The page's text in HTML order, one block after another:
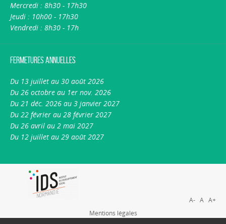
Mercredi : 8h30 - 17h30
Jeudi : 10h00 - 17h30
Vendredi : 8h30 - 17h
Fermetures annuelles
Du 13 juillet au 30 août 2026
Du 26 octobre au 1er nov. 2026
Du 21 déc. 2026 au 3 janvier 2027
Du 22 février au 28 février 2027
Du 26 avril au 2 mai 2027
Du 12 juillet au 29 août 2027
Mentions légales
A- A A+